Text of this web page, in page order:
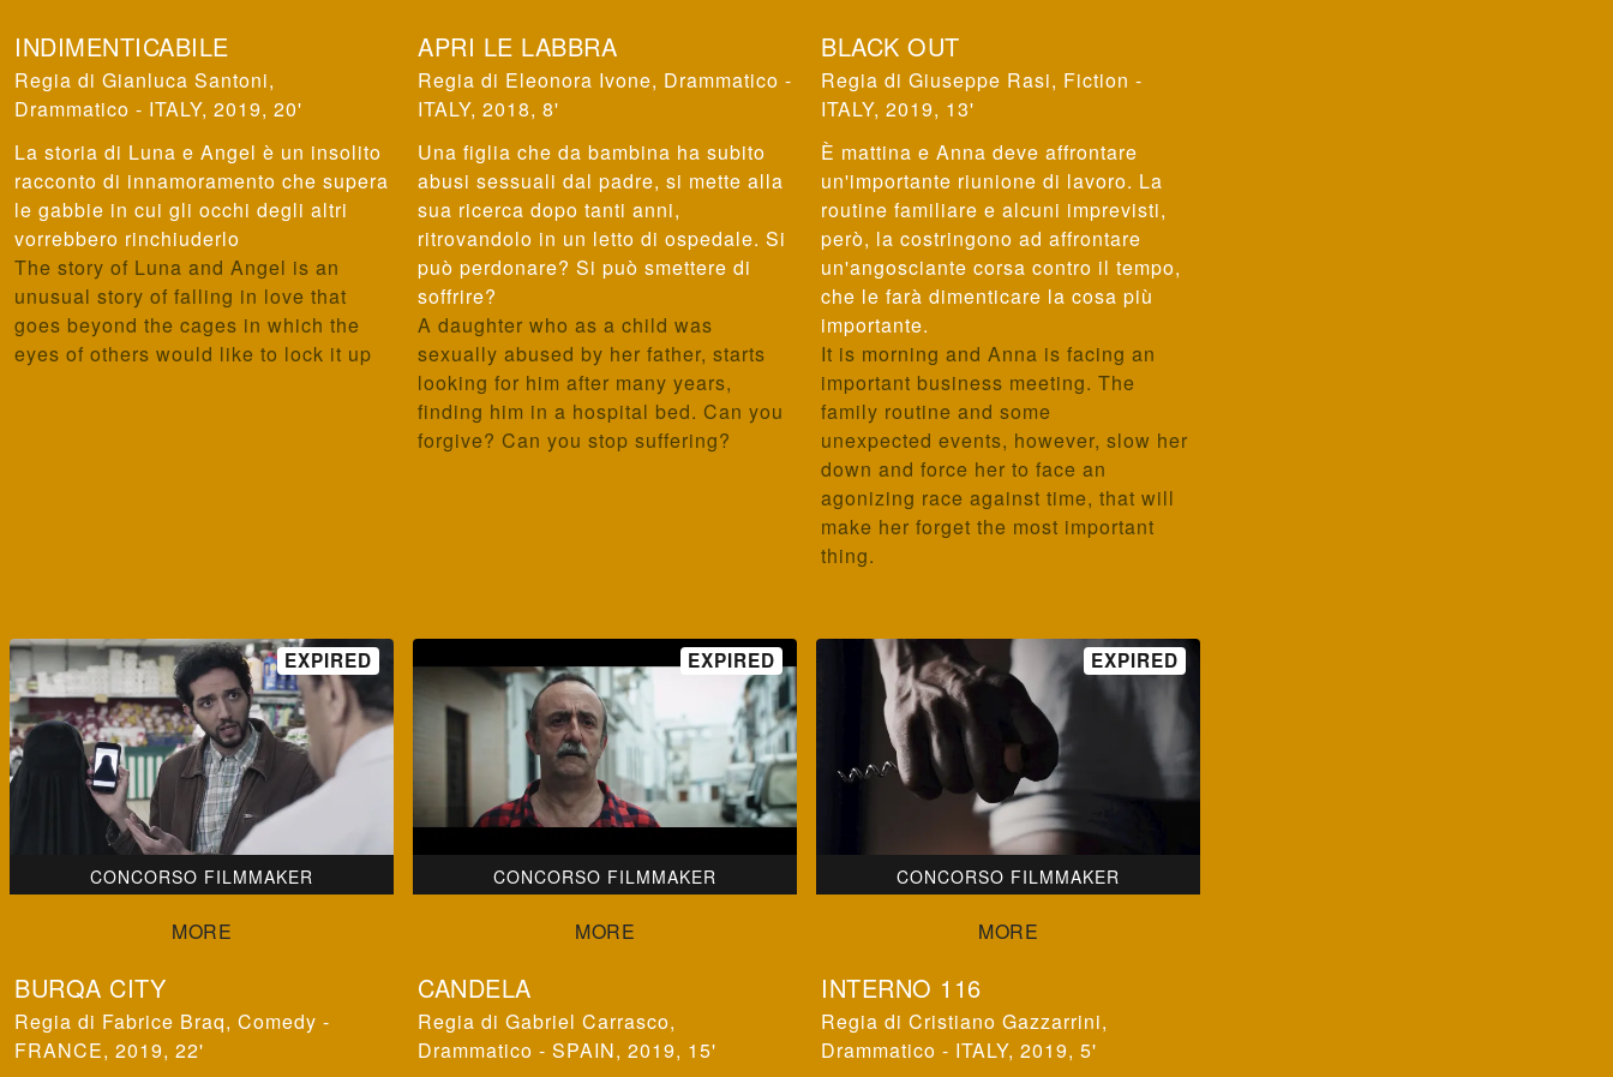
INDIMENTICABILE
Gianluca Santoni,
Drammatico - ITALY, 2019, 20'
La storia di Luna e Angel è un insolito
racconto di innamoramento che supera
le gabbie in cui gli occhi degli altri
vorrebbero rinchiuderlo
The story of Luna and Angel is an
unusual story of falling in love that
goes beyond the cages in which the
eyes of others would like to lock it up
APRI LE LABBRA
Eleonora Ivone, Drammatico -
ITALY, 2018, 8'
Una figlia che da bambina ha subito
abusi sessuali dal padre, si mette alla
sua ricerca dopo tanti anni,
ritrovandolo in un letto di ospedale. Si
può perdonare? Si può smettere di
soffrire?
A daughter who as a child was
sexually abused by her father, starts
looking for him after many years,
finding him in a hospital bed. Can you
forgive? Can you stop suffering?
BLACK OUT
Giuseppe Rasi, Fiction -
ITALY, 2019, 13'
È mattina e Anna deve affrontare
un'importante riunione di lavoro. La
routine familiare e alcuni imprevisti,
però, la costringono ad affrontare
un'angosciante corsa contro il tempo,
che le farà dimenticare la cosa più
importante.
It is morning and Anna is facing an
important business meeting. The
family routine and some
unexpected events, however, slow her
down and force her to face an
agonizing race against time, that will
make her forget the most important
thing.
CONCORSO FILMMAKER
BURQA CITY
Fabrice Braq, Comedy -
FRANCE, 2019, 22'
CONCORSO FILMMAKER
CANDELA
Gabriel Carrasco,
Drammatico - SPAIN, 2019, 15'
CONCORSO FILMMAKER
INTERNO 116
Cristiano Gazzarrini,
Drammatico - ITALY, 2019, 5'